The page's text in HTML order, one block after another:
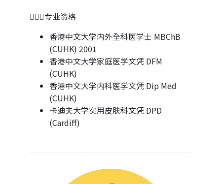
👨🏻‍⚕专业资格
香港中文大学内外全科医学士 MBChB
(CUHK) 2001
香港中文大学家庭医学文凭 DFM
(CUHK)
香港中文大学内科医学文凭 Dip Med
(CUHK)
卡迪夫大学实用皮肤科文凭 DPD
(Cardiff)